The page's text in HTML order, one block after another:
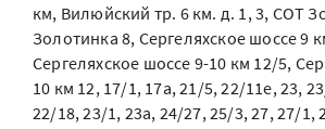
км, Вилюйский тр. 6 км. д. 1, 3, СОТ
Золотинка 8, Сергеляхское шоссе 9
Сергеляхское шоссе 9-10 км 12/5,
10 км 12, 17/1, 17а, 21/5, 22/11е, 23,
22/18, 23/1, 23а, 24/27, 25/3, 27, 27/1,